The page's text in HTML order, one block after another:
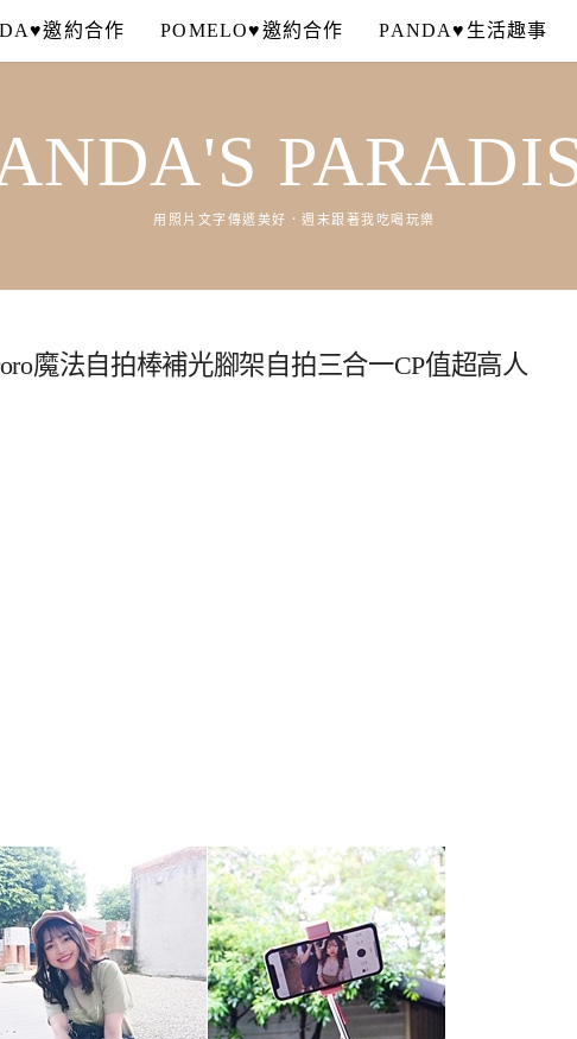
邀約合作 POMELO♥邀約合作 PANDA♥生活趣事
用照片文字傳遞美好．週末跟著我吃喝玩樂
魔法自拍棒補光腳架自拍三合一CP值超高人